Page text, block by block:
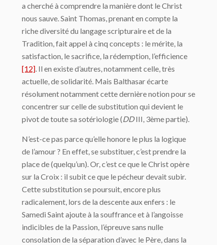
a cherché à comprendre la manière dont le Christ
nous sauve. Saint Thomas, prenant en compte la
riche diversité du langage scripturaire et de la
Tradition, fait appel à cinq concepts : le mérite, la
satisfaction, le sacrifice, la rédemption, l’efficience
[12] . Il en existe d’autres, notamment celle, très
actuelle, de solidarité. Mais Balthasar écarte
résolument notamment cette dernière notion pour se
concentrer sur celle de substitution qui devient le
pivot de toute sa sotériologie (DDIII, 3ème partie).
N’est-ce pas parce qu’elle honore le plus la logique
de l’amour ? En effet, se substituer, c’est prendre la
place de (quelqu’un). Or, c’est ce que le Christ opère
sur la Croix : il subit ce que le pécheur devait subir.
Cette substitution se poursuit, encore plus
radicalement, lors de la descente aux enfers : le
Samedi Saint ajoute à la souffrance et à l’angoisse
indicibles de la Passion, l’épreuve sans nulle
consolation de la séparation d’avec le Père, dans la